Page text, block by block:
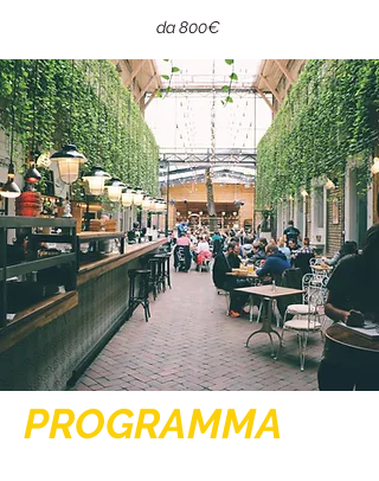
da 800€
PROGRAMMA